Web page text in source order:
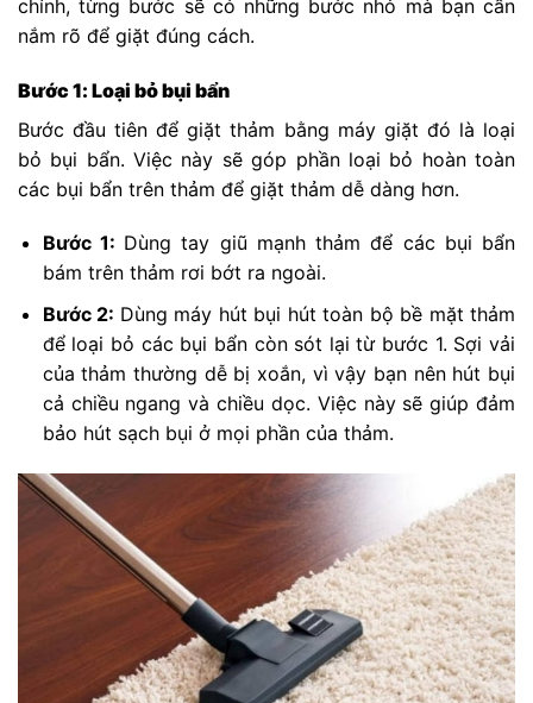
chính, từng bước sẽ có những bước nhỏ mà bạn cần
nắm rõ để giặt đúng cách.
Bước 1: Loại bỏ bụi bẩn
Bước đầu tiên để giặt thảm bằng máy giặt đó là loại
bỏ bụi bẩn. Việc này sẽ góp phần loại bỏ hoàn toàn
các bụi bẩn trên thảm để giặt thảm dễ dàng hơn.
Bước 1: Dùng tay giũ mạnh thảm để các bụi bẩn
bám trên thảm rơi bớt ra ngoài.
Bước 2: Dùng máy hút bụi hút toàn bộ bề mặt thảm
để loại bỏ các bụi bẩn còn sót lại từ bước 1. Sợi vải
của thảm thường dễ bị xoắn, vì vậy bạn nên hút bụi
cả chiều ngang và chiều dọc. Việc này sẽ giúp đảm
bảo hút sạch bụi ở mọi phần của thảm.